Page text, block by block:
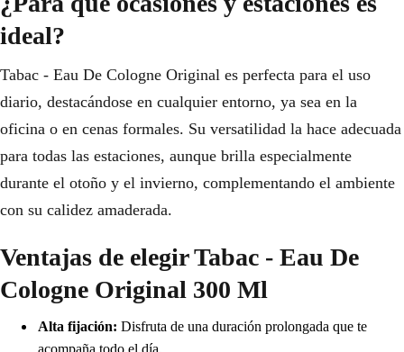
ideal?
Tabac - Eau De Cologne Original es perfecta para el uso
diario, destacándose en cualquier entorno, ya sea en la
oficina o en cenas formales. Su versatilidad la hace adecuada
para todas las estaciones, aunque brilla especialmente
durante el otoño y el invierno, complementando el ambiente
con su calidez amaderada.
Ventajas de elegir Tabac - Eau De
Cologne Original 300 Ml
Alta fijación: Disfruta de una duración prolongada que te